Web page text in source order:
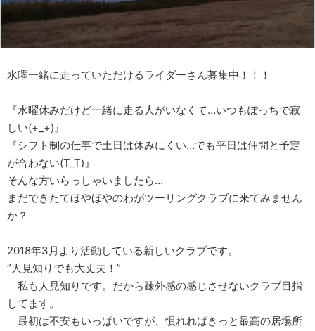
水曜一緒に走っていただけるライダーさん募集中！！！
『水曜休みだけど一緒に走る人がいなくて…いつもぽっちで寂
しい(+_+)』
『シフト制の仕事で土日は休みにくい…でも平日は仲間と予定
が合わない(T_T)』
そんな方いらっしゃいましたら…
まだできたてほやほやのわがツーリングクラブに来てみません
か？
2018年3月より活動している新しいクラブです。
”人見知りでも大丈夫！”
私も人見知りです。だから疎外感の感じさせないクラブ目指
してます。
最初は不安もいっぱいですが、慣れればきっと最高の居場所